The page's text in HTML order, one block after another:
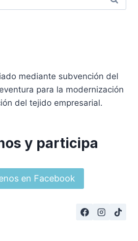
mediante subvención del
para la modernización
del tejido empresarial.
y participa
en Facebook